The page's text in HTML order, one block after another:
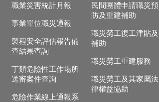
職業災害統計月報
事業單位職災通報
製程安全評估報告備
查結果查詢
丁類危險性工作場所
送審案件查詢
危險作業線上通報系
民間團體申請職災預
防及重建補助
職災勞工復工津貼及
補助
職災勞工重建服務
職災勞工及其家屬法
律權益協助